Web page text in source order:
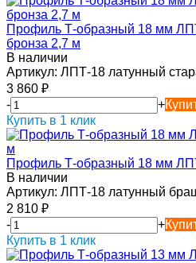
Профиль Т-образный 18 мм
бронза 2,7 м
В наличии
Артикул: ЛПТ-18 латунный
3 860 ₽
-
+
Купить в 1 клик
Профиль Т-образный 18 мм
В наличии
Артикул: ЛПТ-18 латунный
2 810 ₽
-
+
Купить в 1 клик